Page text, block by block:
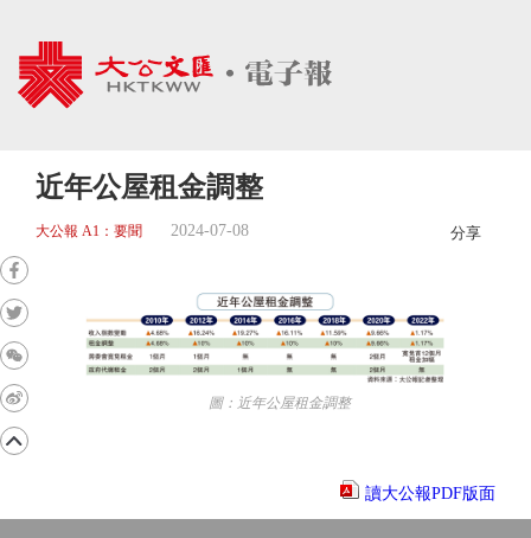
近年公屋租金調整
大公報 A1：要聞 2024-07-08 分享
圖：近年公屋租金調整
讀大公報PDF版面